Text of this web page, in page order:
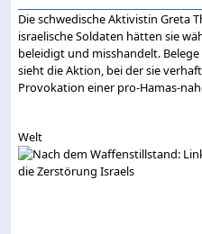
Die schwedische Aktivistin Greta
israelische Soldaten hätten sie
beleidigt und misshandelt.
sieht die Aktion, bei der sie
Provokation einer pro-Hamas-
Welt